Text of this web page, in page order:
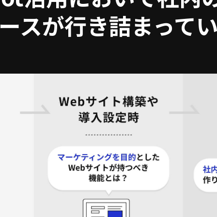
スが行き詰まって